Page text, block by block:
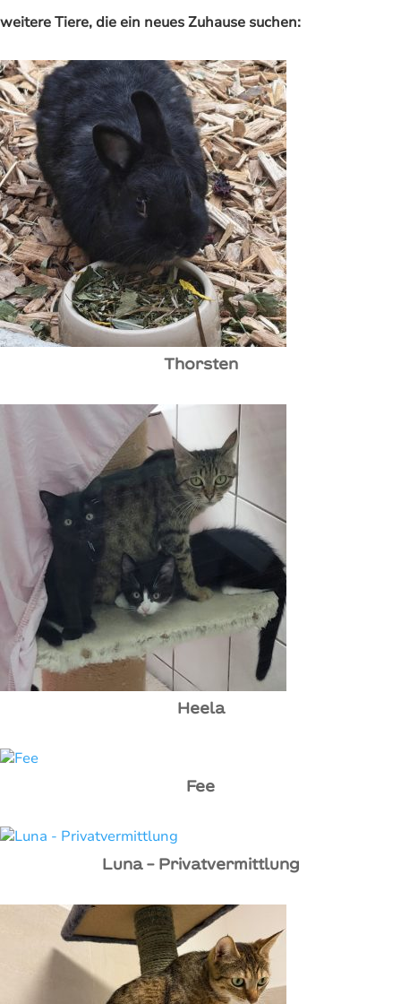
weitere Tiere, die ein neues Zuhause suchen:
Thorsten
Heela
Fee
Luna – Privatvermittlung